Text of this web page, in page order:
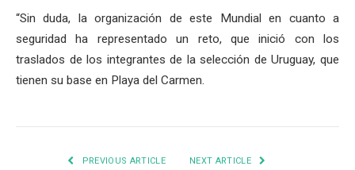
“Sin duda, la organización de este Mundial en cuanto a
seguridad ha representado un reto, que inició con los
traslados de los integrantes de la selección de Uruguay, que
tienen su base en Playa del Carmen.
PREVIOUS ARTICLE NEXT ARTICLE